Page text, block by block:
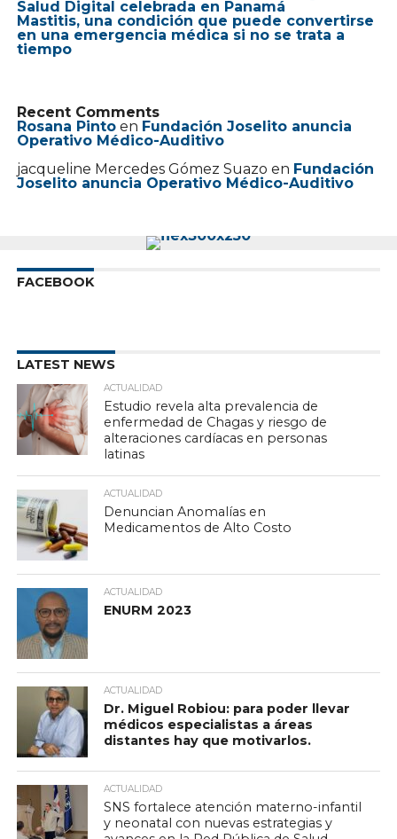
Salud Digital celebrada en Panamá
Mastitis, una condición que puede convertirse
en una emergencia médica si no se trata a
tiempo
Recent Comments
Rosana Pintoen Fundación Joselito anuncia
Operativo Médico-Auditivo
jacqueline Mercedes Gómez Suazo en Fundación
Joselito anuncia Operativo Médico-Auditivo
FACEBOOK
LATEST NEWS
ACTUALIDAD
Estudio revela alta prevalencia de
enfermedad de Chagas y riesgo de
alteraciones cardíacas en personas
latinas
ACTUALIDAD
Denuncian Anomalías en
Medicamentos de Alto Costo
ACTUALIDAD
ENURM 2023
ACTUALIDAD
Dr. Miguel Robiou: para poder llevar
médicos especialistas a áreas
distantes hay que motivarlos.
ACTUALIDAD
SNS fortalece atención materno-infantil
y neonatal con nuevas estrategias y